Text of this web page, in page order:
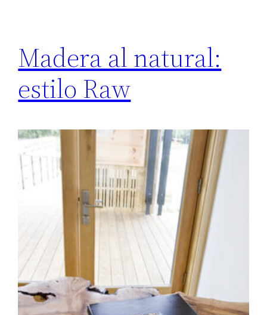
Madera al natural:
estilo Raw